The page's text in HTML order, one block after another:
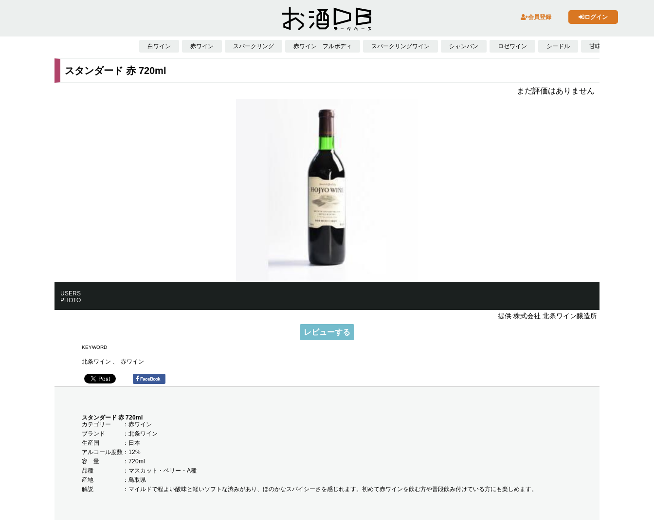
会員登録 ログイン
白ワイン 赤ワイン スパークリング 赤ワイン フルボディ スパークリングワイン シャンパン ロゼワイン シードル 甘味果実酒
スタンダード 赤 720ml
まだ評価はありません
USERS
PHOTO
提供:株式会社 北条ワイン醸造所
レビューする
KEYWORD
北条ワイン 赤ワイン
FaceBook
スタンダード 赤 720ml
カテゴリー
赤ワイン
ブランド
北条ワイン
生産国
日本
アルコール度数
12%
容 量
720ml
品種
マスカット・ベリー・A種
産地
鳥取県
解説
マイルドで程よい酸味と軽いソフトな渋みがあり、ほのかなスパイシーさを感じれます。初めて赤ワインを飲む方や普段飲み付けている方にも楽しめます。